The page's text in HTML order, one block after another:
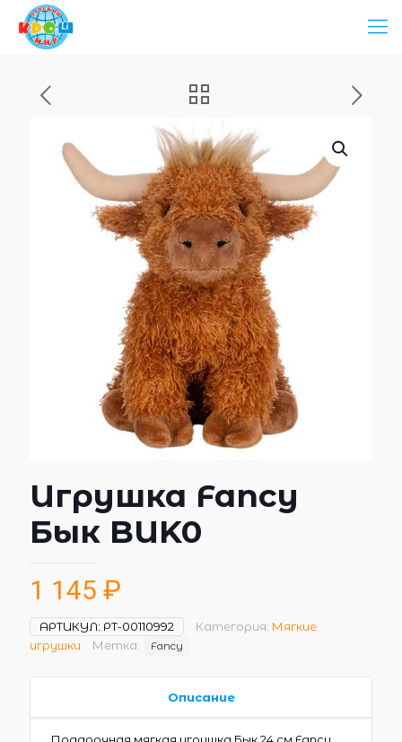
Игрушка Fancy
Бык BUK0
1 145 ₽
АРТИКУЛ: РТ-00110992 Категория: Мягкие
игрушки
Метка: Fancy
Описание